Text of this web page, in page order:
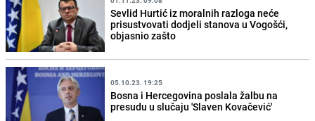
Sevlid Hurtić iz moralnih razloga neće
prisustvovati dodjeli stanova u Vogošći,
objasnio zašto
05.10.23. 19:25
Bosna i Hercegovina poslala žalbu na
presudu u slučaju 'Slaven Kovačević'